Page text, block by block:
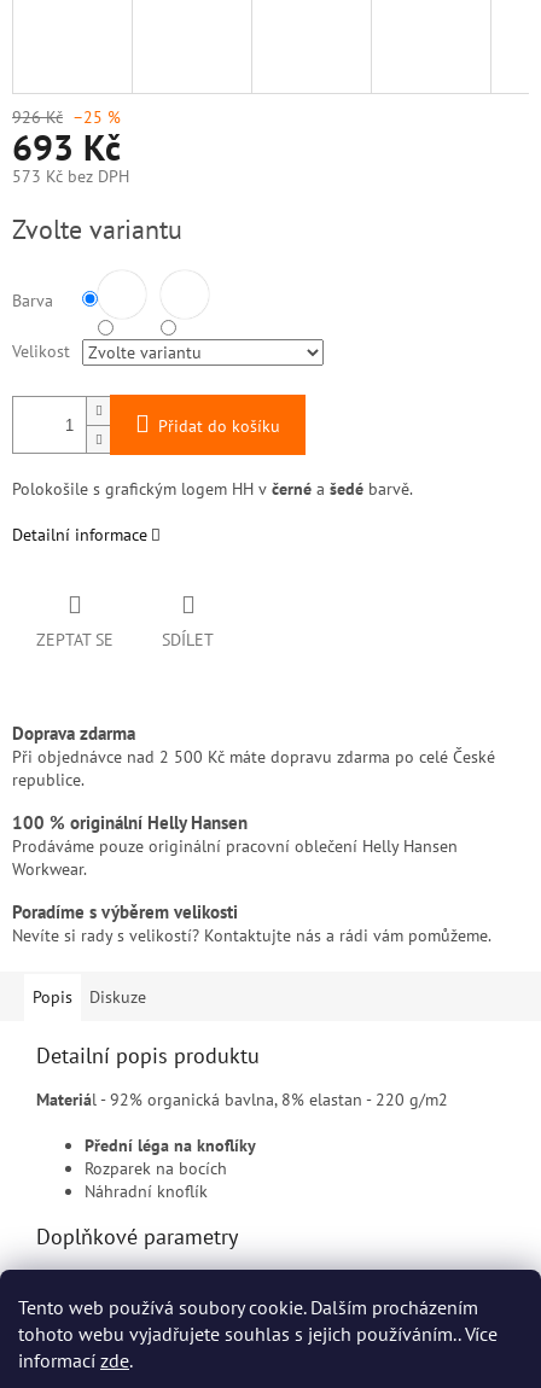
Tento web používá soubory cookie. Dalším procházením
tohoto webu vyjadřujete souhlas s jejich používáním.. Více
informací zde.
926 Kč –25 %
693 Kč
573 Kč bez DPH
cena:
Zvolte variantu
Barva
Velikost
Přidat do košíku
Polokošile s grafickým logem HH v černé a šedé barvě.
Detailní informace
ZEPTAT SE SDÍLET
Doprava zdarma
Při objednávce nad 2 500 Kč máte dopravu zdarma po celé České
republice.
100 % originální Helly Hansen
Prodáváme pouze originální pracovní oblečení Helly Hansen
Workwear.
Poradíme s výběrem velikosti
Nevíte si rady s velikostí? Kontaktujte nás a rádi vám pomůžeme.
Popis Diskuze
Detailní popis produktu
Materiál - 92% organická bavlna, 8% elastan - 220 g/m2
Přední léga na knoflíky
Rozparek na bocích
Náhradní knoflík
Doplňkové parametry
EAN : Zvolte variantu